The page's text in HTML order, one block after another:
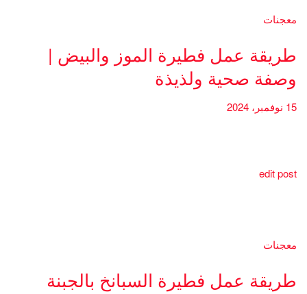
معجنات
طريقة عمل فطيرة الموز والبيض |
وصفة صحية ولذيذة
15 نوفمبر، 2024
edit post
معجنات
طريقة عمل فطيرة السبانخ بالجبنة